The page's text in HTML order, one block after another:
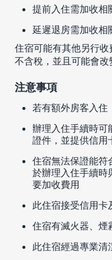
提前入住需加收相
延遲退房需加收相
住宿可能有其他另行
不含稅，並且可能會改
注意事項
若有額外房客入住
辦理入住手續時可
證件，並提供信用
住宿無法保證能符
於辦理入住手續時
要加收費用
此住宿接受信用卡
住宿有滅火器、煙
此住宿經過專業清